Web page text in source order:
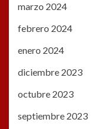
marzo 2024
febrero 2024
enero 2024
diciembre 2023
octubre 2023
septiembre 2023